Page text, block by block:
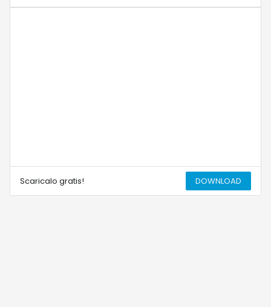
Scaricalo gratis! DOWNLOAD